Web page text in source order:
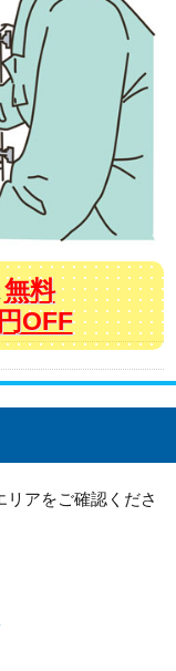
無料
OFF
アをご確認くださ